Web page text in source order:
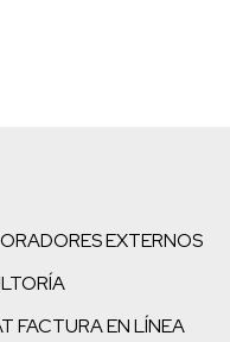
EXTERNOS
FACTURA EN LÍNEA